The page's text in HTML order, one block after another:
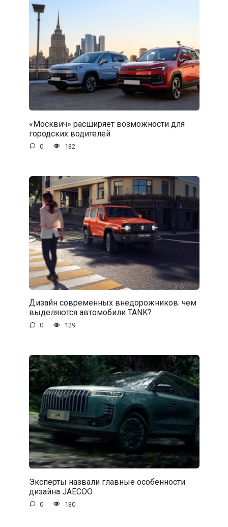
«Москвич» расширяет возможности для
городских водителей
0 132
Дизайн современных внедорожников: чем
выделяются автомобили TANK?
0 129
Эксперты назвали главные особенности
дизайна JAECOO
0 130